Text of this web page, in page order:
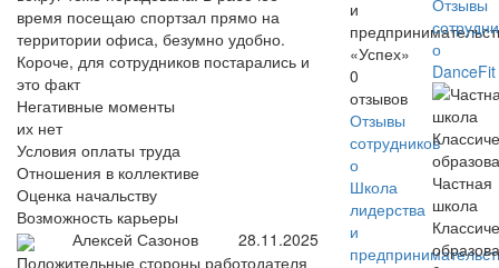
время посещаю спортзал прямо на
территории офиса, безумно удобно.
Короче, для сотрудников постарались и
это факт
Негативные моменты
их нет
Условия оплаты труда
Отношения в коллективе
Оценка начальству
Возможность карьеры
Алексей Сазонов
28.11.2025
Положительные стороны работодателя
и
«Успех»
0
отзывов
Отзывы
сотрудников
о
Школа
лидерства
и
Отзывы
о
DanceFit
Частная
школа